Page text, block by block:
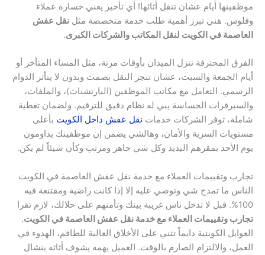
موظفينها أيام عشان تنقل أثاثها! أي تأخير يعني خسارة عملاء
وفلوس. هني تبرز أهمية طلب خدمة متخصصة مثل نقل عفش
العاصمة في الكويت لنقل المكاتب والشركات الكبرى.
الفرق المحترفة تنزل الميدان بأوقات مرنة، مثل المساء المتأخر أو
أيام الجمعة والسبت، عشان تنجز النقل بصمت وبدون لا يتأثر الدوام
الرسمي. التعامل مع مكاتب الموظفين (البارتشنات)، والملفات،
والسيرفرات الحساسة يبي له نظام دقيق للترقيم. ولضمان تغطية
شاملة، توفر الشركات خدمات نقل عفش داخل الكويت بأعلى
مستويات السرية والأمان، وهالشي يضمن إن موظفينك يداومون
يوم الأحد بمقرهم اليديد وكل شي جاهز ومرتب وكأن شيئاً لم يكن.
تجارب وتقييمات العملاء مع خدمة نقل عفش العاصمة في الكويت
الناس ما تمدح شي وتوصي عليه إلا إذا كانت راضية ومقتنعة فيه
100%. قبل لا تدخل ناس غريبة بيتك وتأمنهم على حلالك، لازم تقرا
تجارب وتقييمات العملاء مع خدمة نقل عفش العاصمة في الكويت.
العوايل الكويتية دايماً تثني على الأخلاق العالية للطاقم، الهدوء في
العمل، والالتزام الصارم بالوقت. العميل يهمه يشوف أثاثه ينشال